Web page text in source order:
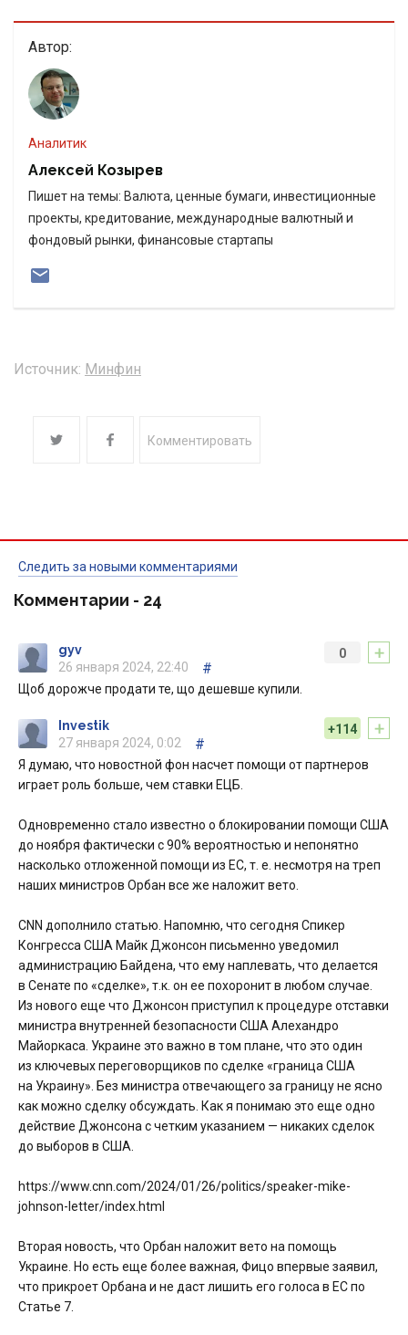
Автор:
Аналитик
Алексей Козырев
Пишет на темы: Валюта, ценные бумаги, инвестиционные
проекты, кредитование, международные валютный и
фондовый рынки, финансовые стартапы
Источник: Минфин
Комментировать
Следить за новыми комментариями
Комментарии - 24
+
0
gyv
26 января 2024, 22:40
#
Щоб дорожче продати те, що дешевше купили.
+
+114
Investik
27 января 2024, 0:02
#
Я думаю, что новостной фон насчет помощи от партнеров
играет роль больше, чем ставки ЕЦБ.
Одновременно стало известно о блокировании помощи США
до ноября фактически с 90% вероятностью и непонятно
насколько отложенной помощи из ЕС, т. е. несмотря на треп
наших министров Орбан все же наложит вето.
CNN дополнило статью. Напомню, что сегодня Спикер
Конгресса США Майк Джонсон письменно уведомил
администрацию Байдена, что ему наплевать, что делается
в Сенате по «сделке», т.к. он ее похоронит в любом случае.
Из нового еще что Джонсон приступил к процедуре отставки
министра внутренней безопасности США Алехандро
Майоркаса. Украине это важно в том плане, что это один
из ключевых переговорщиков по сделке «граница США
на Украину». Без министра отвечающего за границу не ясно
как можно сделку обсуждать. Как я понимаю это еще одно
действие Джонсона с четким указанием — никаких сделок
до выборов в США.
https://www.cnn.com/2024/01/26/politics/speaker-mike-
johnson-letter/index.html
Вторая новость, что Орбан наложит вето на помощь
Украине. Но есть еще более важная, Фицо впервые заявил,
что прикроет Орбана и не даст лишить его голоса в ЕС по
Статье 7.